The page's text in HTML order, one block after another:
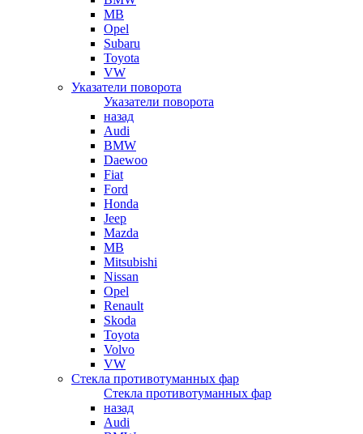
MB
Opel
Subaru
Toyota
VW
Указатели поворота
Указатели поворота
назад
Audi
BMW
Daewoo
Fiat
Ford
Honda
Jeep
Mazda
MB
Mitsubishi
Nissan
Opel
Renault
Skoda
Toyota
Volvo
VW
Стекла противотуманных фар
Стекла противотуманных фар
назад
Audi